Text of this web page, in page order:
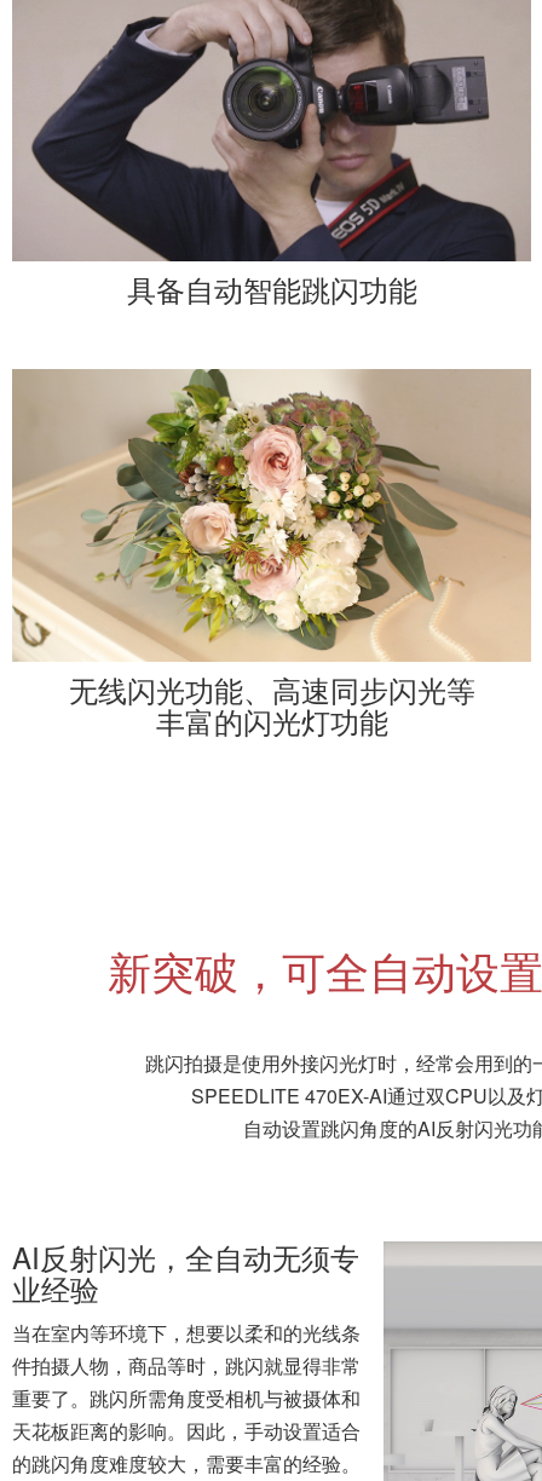
无线闪光功能、高速同步闪光等
丰富的闪光灯功能
新突破，可全自动设
跳闪拍摄是使用外接闪光灯时，经常会用到
SPEEDLITE 470EX-AI通过双CPU以
自动设置跳闪角度的AI反射闪光
重要了。跳闪所需角度受相机与被摄体和
天花板距离的影响。因此，手动设置适合
的操作，闪光灯便会根据拍摄环境自动旋
转灯头并设置适合的跳闪角度，快速进入
拍摄状态。没有经验的人，同样可以轻松
※当距天花板高度超过约7米（参考值），以及相机拍摄角度
用非跳闪的一般闪光方式拍摄。
应对不同用户需求配备了多种不同模式
闪光灯具有多种反射闪光模式。包括无经验用户也可轻松使